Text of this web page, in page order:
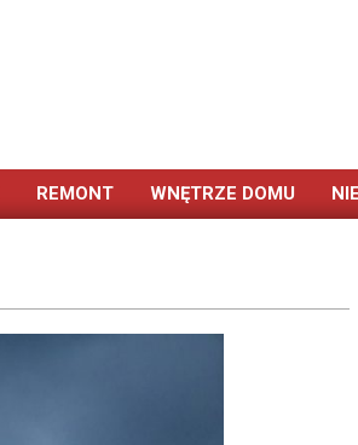
Primary
REMONT WNĘTRZE DOMU